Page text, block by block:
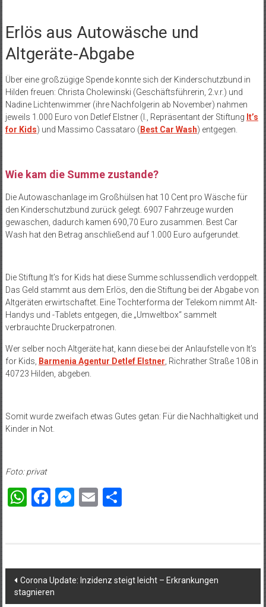
Erlös aus Autowäsche und
Altgeräte-Abgabe
Über eine großzügige Spende konnte sich der Kinderschutzbund in
Hilden freuen: Christa Cholewinski (Geschäftsführerin, 2.v.r.) und
Nadine Lichtenwimmer (ihre Nachfolgerin ab November) nahmen
jeweils 1.000 Euro von Detlef Elstner (l., Repräsentant der Stiftung It’s
for Kids) und Massimo Cassataro (Best Car Wash) entgegen.
Wie kam die Summe zustande?
Die Autowaschanlage im Großhülsen hat 10 Cent pro Wäsche für
den Kinderschutzbund zurück gelegt. 6907 Fahrzeuge wurden
gewaschen, dadurch kamen 690,70 Euro zusammen. Best Car
Wash hat den Betrag anschließend auf 1.000 Euro aufgerundet.
Die Stiftung It’s for Kids hat diese Summe schlussendlich verdoppelt.
Das Geld stammt aus dem Erlös, den die Stiftung bei der Abgabe von
Altgeräten erwirtschaftet. Eine Tochterforma der Telekom nimmt Alt-
Handys und -Tablets entgegen, die „Umweltbox“ sammelt
verbrauchte Druckerpatronen.
Wer selber noch Altgeräte hat, kann diese bei der Anlaufstelle von It’s
for Kids, Barmenia Agentur Detlef Elstner , Richrather Straße 108 in
40723 Hilden, abgeben.
Somit wurde zweifach etwas Gutes getan: Für die Nachhaltigkeit und
Kinder in Not.
Foto: privat
WhatsApp
Facebook
Messenger
EmailTeilen
Beitragsnavigation
Corona Update: Inzidenz steigt leicht – Erkrankungen
stagnieren